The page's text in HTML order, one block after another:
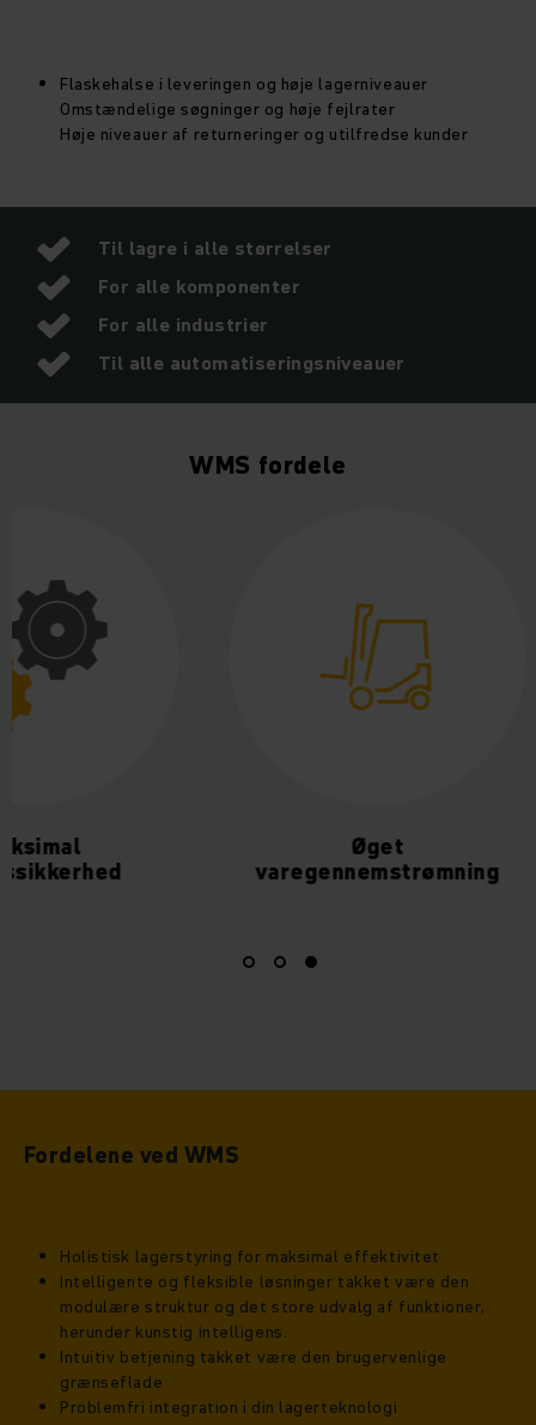
Flaskehalse i leveringen og høje lagerniveauer
Omstændelige søgninger og høje fejlrater
Høje niveauer af returneringer og utilfredse kunder
Til lagre i alle størrelser
For alle komponenter
For alle industrier
Til alle automatiseringsniveauer
WMS fordele
Øget
varegennemstrømning
Fordelene ved WMS
Holistisk lagerstyring for maksimal effektivitet
Intelligente og fleksible løsninger takket være den
modulære struktur og det store udvalg af funktioner,
herunder kunstig intelligens.
Intuitiv betjening takket være den brugervenlige
grænseflade
Problemfri integration i din lagerteknologi